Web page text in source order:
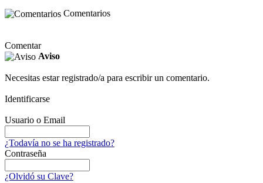
Comentarios
Comentar
Aviso
Necesitas estar registrado/a para escribir un comentario.
Identificarse
Usuario o Email
¿Todavía no se ha registrado?
Contraseña
¿Olvidó su Clave?